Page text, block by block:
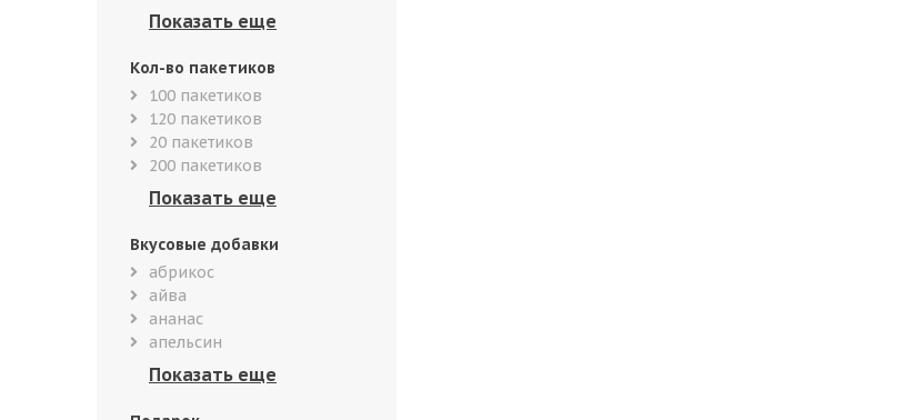
Кол-во пакетиков
100 пакетиков
120 пакетиков
20 пакетиков
200 пакетиков
Вкусовые добавки
абрикос
айва
ананас
апельсин